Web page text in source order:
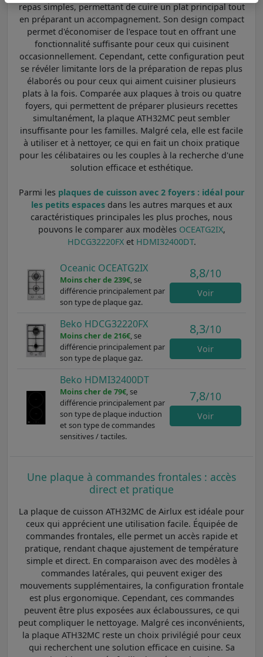
repas simples, permettant de cuire un plat principal tout
en préparant un accompagnement. Son design compact
permet d'économiser de l'espace tout en offrant une
fonctionnalité suffisante pour ceux qui cuisinent
occasionnellement. Cependant, cette configuration peut
se révéler limitante lors de la préparation de repas plus
élaborés ou pour ceux qui aiment cuisiner plusieurs
plats à la fois. Comparée aux plaques à trois ou quatre
foyers, qui permettent de préparer plusieurs recettes
simultanément, la plaque ATH32MC peut sembler
insuffisante pour les familles. Malgré cela, elle est facile
à utiliser et à nettoyer, ce qui en fait un choix pratique
pour les célibataires ou les couples à la recherche d'une
solution efficace et esthétique.
Parmi les plaques de cuisson avec 2 foyers : idéal pour
les petits espacesdans les autres marques et aux
caractéristiques principales les plus proches, nous
pouvons le comparer aux modèles OCEATG2IX,
HDCG32220FXet HDMI32400DT.
Oceanic OCEATG2IX
Moins cher de 239€, se
différencie principalement par
son type de plaque gaz.
8,8/10
Voir
Beko HDCG32220FX
Moins cher de 216€, se
différencie principalement par
son type de plaque gaz.
8,3/10
Voir
Beko HDMI32400DT
Moins cher de 79€, se
différencie principalement par
son type de plaque induction
et son type de commandes
sensitives / tactiles.
7,8/10
Voir
Une plaque à commandes frontales : accès
direct et pratique
La plaque de cuisson ATH32MC de Airlux est idéale pour
ceux qui apprécient une utilisation facile. Équipée de
commandes frontales, elle permet un accès rapide et
pratique, rendant chaque ajustement de température
simple et direct. En comparaison avec des modèles à
commandes latérales, qui peuvent exiger des
mouvements supplémentaires, la configuration frontale
est plus ergonomique. Cependant, ces commandes
peuvent être plus exposées aux éclaboussures, ce qui
peut compliquer le nettoyage. Malgré ces inconvénients,
la plaque ATH32MC reste un choix privilégié pour ceux
qui recherchent une solution efficace en cuisine. Sa